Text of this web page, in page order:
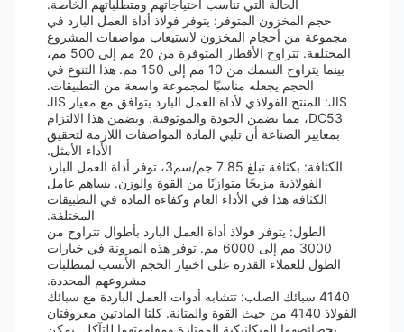
الحالة التي تناسب احتياجاتهم ومتطلباتهم الخاصة.
حجم المخزون المتوفر: يتوفر فولاذ أداة العمل البارد في
مجموعة من أحجام المخزون لاستيعاب مواصفات المشروع
المختلفة. تتراوح الأقطار المتوفرة من 20 مم إلى 500 مم،
بينما يتراوح السمك من 10 مم إلى 150 مم. هذا التنوع في
الحجم يجعله مناسبًا لمجموعة واسعة من التطبيقات.
JIS: المنتج الفولاذي لأداة العمل البارد يتوافق مع معيار JIS
DC53، مما يضمن الجودة والموثوقية. ويضمن هذا الالتزام
بمعايير الصناعة أن تلبي المادة المواصفات اللازمة لتحقيق
الأداء الأمثل.
الكثافة: بكثافة تبلغ 7.85 جم/سم3، توفر أداة العمل البارد
الفولاذية مزيجًا متوازنًا من القوة والوزن. يساهم عامل
الكثافة هذا في الأداء العام وكفاءة المادة في التطبيقات
المختلفة.
الطول: يتوفر فولاذ أداة العمل البارد بأطوال تتراوح من
3000 مم إلى 6000 مم. توفر هذه المرونة في خيارات
الطول للعملاء القدرة على اختيار الحجم الأنسب لمتطلبات
مشروعهم المحددة.
4140 سبائك الصلب: تتشابه أدوات العمل الباردة مع سبائك
الفولاذ 4140 من حيث القوة والمتانة. كلتا المادتين معروفتان
بخصائصهما الميكانيكية الممتازة ومقاومتهما للتآكل. يمكن